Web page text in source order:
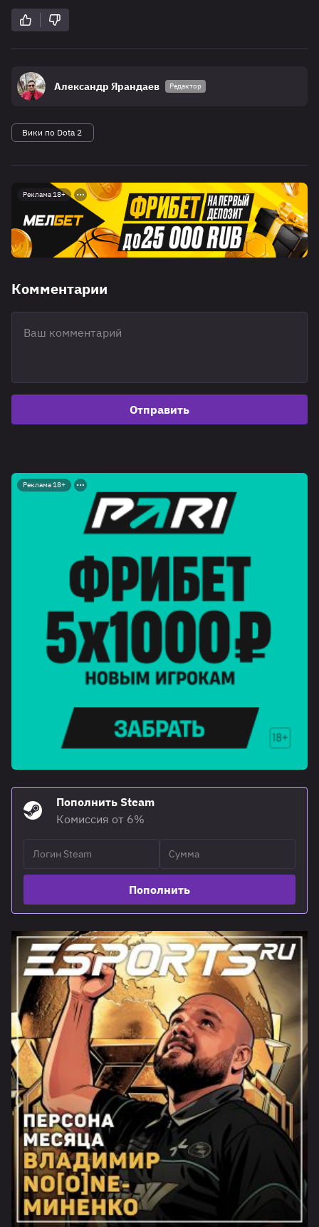
Александр Ярандаев Редактор
Вики по Dota 2
Реклама 18+
Комментарии
Отправить
Реклама 18+
Пополнить Steam
Комиссия от 6%
Пополнить